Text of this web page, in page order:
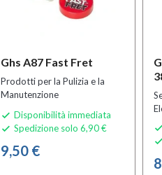
Ghs A87 Fast Fret
Prodotti per la Pulizia e la
Manutenzione
 Disponibilità immediata
 Spedizione solo 6,90 €
9,50 €

